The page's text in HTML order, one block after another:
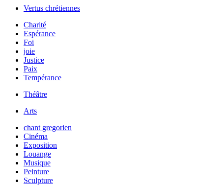
Vertus chrétiennes
Charité
Espérance
Foi
joie
Justice
Paix
Tempérance
Théâtre
Arts
chant gregorien
Cinéma
Exposition
Louange
Musique
Peinture
Sculpture